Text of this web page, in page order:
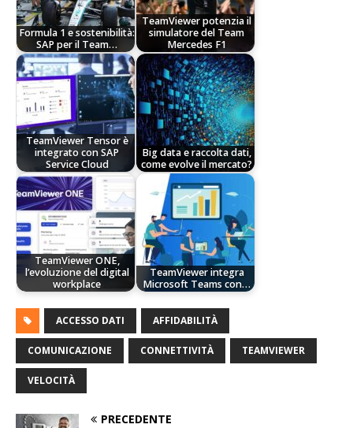
Formula 1 e sostenibilità:
SAP per il Team…
TeamViewer potenzia il
simulatore del Team
Mercedes F1
TeamViewer Tensor è
integrato con SAP
Service Cloud
Big data e raccolta dati,
come evolve il mercato?
TeamViewer ONE,
l’evoluzione del digital
workplace
TeamViewer integra
Microsoft Teams con…
ACCESSO DATI AFFIDABILITÀ
COMUNICAZIONE CONNETTIVITÀ TEAMVIEWER
VELOCITÀ
PRECEDENTE